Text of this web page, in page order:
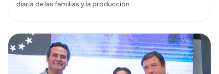
diaria de las familias y la producción.